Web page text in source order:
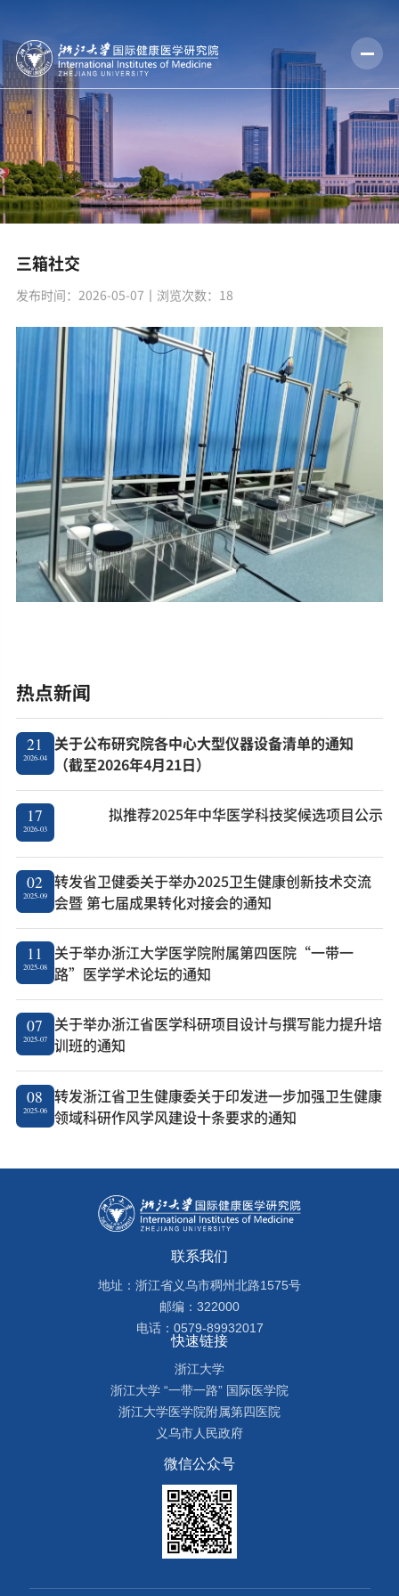
三箱社交
发布时间：2026-05-07 丨浏览次数： 18
热点新闻
21
2026-04
关于公布研究院各中心大型仪器设备清单的通知
（截至2026年4月21日）
17
2026-03
拟推荐2025年中华医学科技奖候选项目公示
02
2025-09
转发省卫健委关于举办2025卫生健康创新技术交流
会暨 第七届成果转化对接会的通知
11
2025-08
关于举办浙江大学医学院附属第四医院“一带一
路”医学学术论坛的通知
07
2025-07
关于举办浙江省医学科研项目设计与撰写能力提升培
训班的通知
08
2025-06
转发浙江省卫生健康委关于印发进一步加强卫生健康
领域科研作风学风建设十条要求的通知
联系我们
地址：浙江省义乌市稠州北路1575号
邮编：322000
电话：0579-89932017
快速链接
浙江大学
浙江大学 “一带一路” 国际医学院
浙江大学医学院附属第四医院
义乌市人民政府
微信公众号